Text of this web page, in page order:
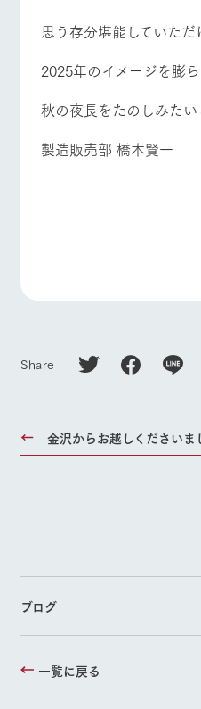
思う存分堪能していただ
2025年のイメージを膨
秋の夜長をたのしみたい
製造販売部 橋本賢一
Share
金沢からお越しくださいま
ブログ
一覧に戻る